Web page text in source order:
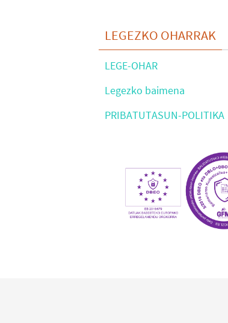
LEGEZKO OHARRAK
LEGE-OHAR
Legezko baimena
PRIBATUTASUN-POLITIKA